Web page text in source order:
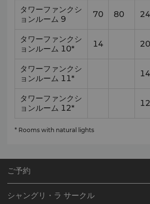
タワーファンクシ
ョンルーム 9
70 80 24
タワーファンクシ
ョンルーム 10*
14 20
タワーファンクシ
ョンルーム 11*
14
タワーファンクシ
ョンルーム 12*
12
* Rooms with natural lights
ご予約
ご予約の検索
シャングリ・ラ サークル